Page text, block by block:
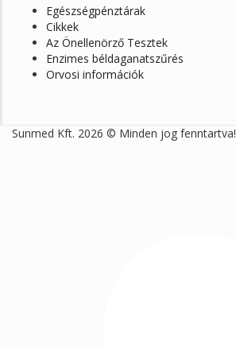
Egészségpénztárak
Cikkek
Az Önellenörző Tesztek
Enzimes béldaganatszűrés
Orvosi információk
Sunmed Kft. 2026 © Minden jog fenntartva!